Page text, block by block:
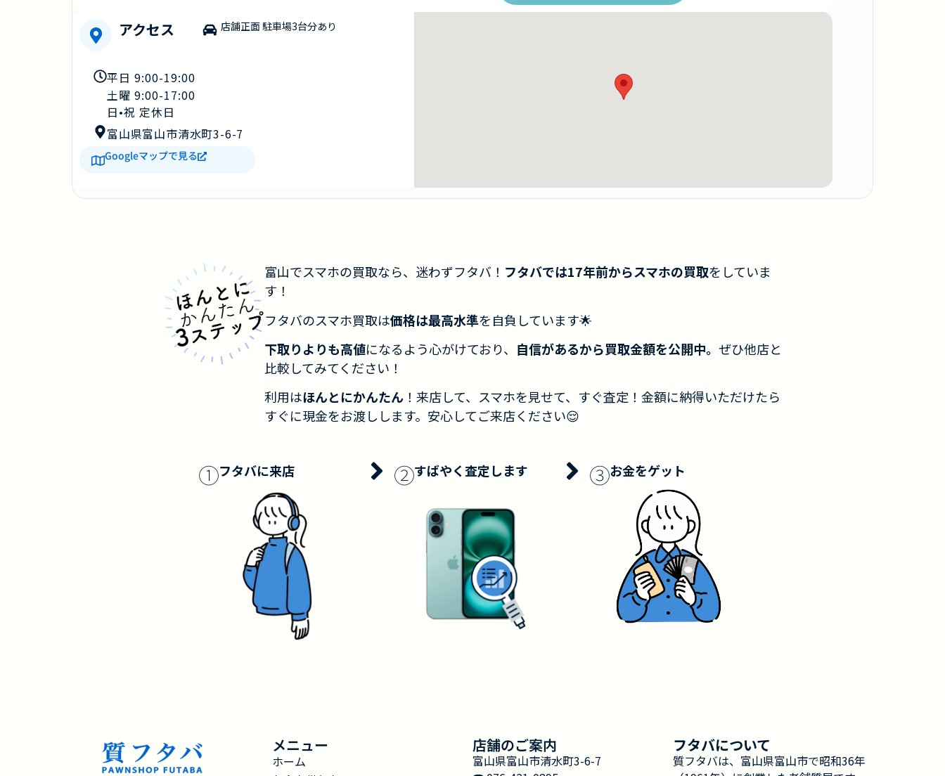
アクセス 店舗正面 駐車場3台分あり
平日 9:00-19:00
土曜 9:00-17:00
日•祝 定休日
富山県富山市清水町3-6-7
Googleマップで見る
富山でスマホの買取なら、迷わずフタバ！ フタバでは17年前からスマホの買取をしていま
す！
フタバのスマホ買取は価格は最高水準を自負しています🌟
下取りよりも高値になるよう心がけており、 自信があるから買取金額を公開中。 ぜひ他店と
比較してみてください！
利用はほんとにかんたん ！来店して、スマホを見せて、すぐ査定！金額に納得いただけたら
すぐに現金をお渡しします。安心してご来店ください😌
①フタバに来店 ②すばやく査定します ③お金をゲット
メニュー
ホーム
店舗のご案内
富山県富山市清水町3-6-7
フタバについて
質フタバは、富山県富山市で昭和36年